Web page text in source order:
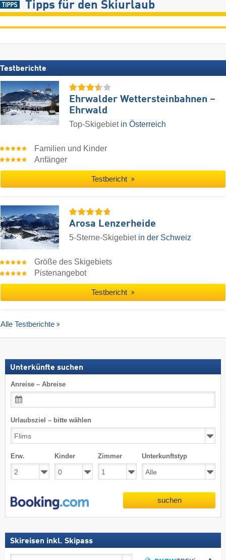
Tipps für den Skiurlaub
Testberichte
Ehrwalder Wettersteinbahnen –
Ehrwald
Top-Skigebiet in Österreich
Familien und Kinder
Anfänger
Testbericht
Arosa Lenzerheide
5-Sterne-Skigebiet in der Schweiz
Größe des Skigebiets
Pistenangebot
Testbericht
Alle Testberichte
Unterkünfte suchen
Anreise – Abreise
Urlaubsziel – bitte wählen
Erw. Kinder Zimmer Unterkunftstyp
suchen
Skireisen inkl. Skipass